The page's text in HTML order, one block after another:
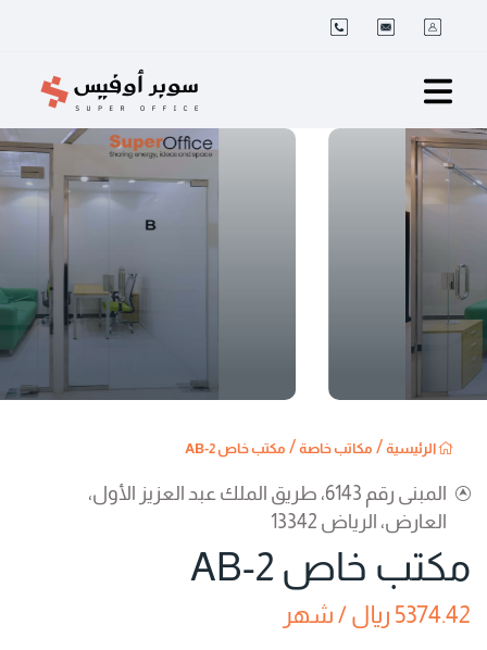
الرئيسية / مكاتب خاصة / مكتب خاص 2-AB
المبنى رقم 6143، طريق الملك عبد العزيز الأول،
العارض، الرياض 13342
مكتب خاص 2-AB
5374.42 ريال / شهر